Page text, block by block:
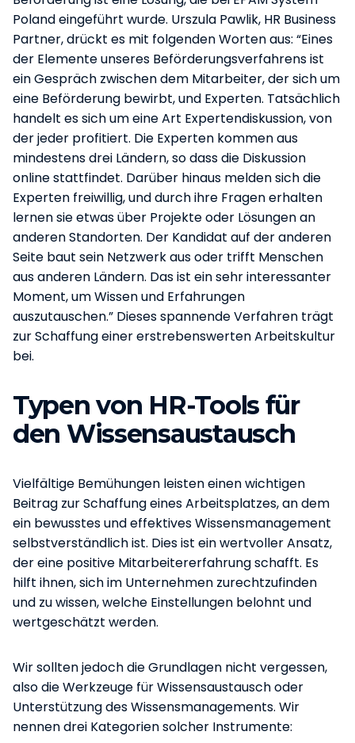
Poland eingeführt wurde. Urszula Pawlik, HR Business
Partner, drückt es mit folgenden Worten aus: “Eines
der Elemente unseres Beförderungsverfahrens ist
ein Gespräch zwischen dem Mitarbeiter, der sich um
eine Beförderung bewirbt, und Experten. Tatsächlich
handelt es sich um eine Art Expertendiskussion, von
der jeder profitiert. Die Experten kommen aus
mindestens drei Ländern, so dass die Diskussion
online stattfindet. Darüber hinaus melden sich die
Experten freiwillig, und durch ihre Fragen erhalten
lernen sie etwas über Projekte oder Lösungen an
anderen Standorten. Der Kandidat auf der anderen
Seite baut sein Netzwerk aus oder trifft Menschen
aus anderen Ländern. Das ist ein sehr interessanter
Moment, um Wissen und Erfahrungen
auszutauschen.” Dieses spannende Verfahren trägt
zur Schaffung einer erstrebenswerten Arbeitskultur
bei.
Typen von HR-Tools für
den Wissensaustausch
Vielfältige Bemühungen leisten einen wichtigen
Beitrag zur Schaffung eines Arbeitsplatzes, an dem
ein bewusstes und effektives Wissensmanagement
selbstverständlich ist. Dies ist ein wertvoller Ansatz,
der eine positive Mitarbeitererfahrung schafft. Es
hilft ihnen, sich im Unternehmen zurechtzufinden
und zu wissen, welche Einstellungen belohnt und
wertgeschätzt werden.
Wir sollten jedoch die Grundlagen nicht vergessen,
also die Werkzeuge für Wissensaustausch oder
Unterstützung des Wissensmanagements. Wir
nennen drei Kategorien solcher Instrumente: